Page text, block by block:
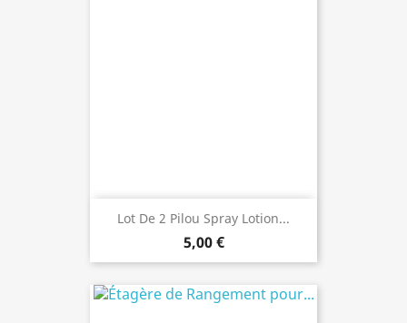
Lot De 2 Pilou Spray Lotion...
5,00 €